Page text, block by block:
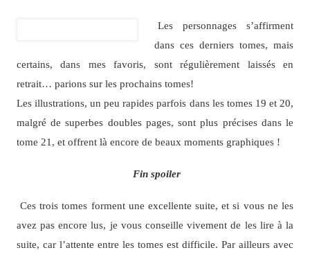
Les personnages s’affirment
dans ces derniers tomes, mais
certains, dans mes favoris, sont régulièrement laissés en
retrait… parions sur les prochains tomes!
Les illustrations, un peu rapides parfois dans les tomes 19 et 20,
malgré de superbes doubles pages, sont plus précises dans le
tome 21, et offrent là encore de beaux moments graphiques !
Fin spoiler
Ces trois tomes forment une excellente suite, et si vous ne les
avez pas encore lus, je vous conseille vivement de les lire à la
suite, car l’attente entre les tomes est difficile. Par ailleurs avec